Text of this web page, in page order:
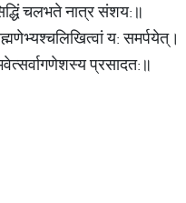
चलभते नात्र संशय:॥
य: समर्पयेत्।
प्रसादत:॥